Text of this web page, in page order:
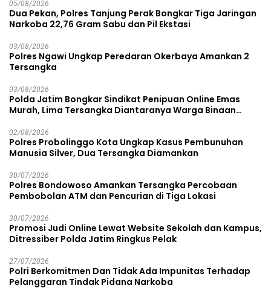
05/08/2026
Dua Pekan, Polres Tanjung Perak Bongkar Tiga Jaringan
Narkoba 22,76 Gram Sabu dan Pil Ekstasi
03/08/2026
Polres Ngawi Ungkap Peredaran Okerbaya Amankan 2
Tersangka
03/08/2026
Polda Jatim Bongkar Sindikat Penipuan Online Emas
Murah, Lima Tersangka Diantaranya Warga Binaan
02/08/2026
Polres Probolinggo Kota Ungkap Kasus Pembunuhan
Manusia Silver, Dua Tersangka Diamankan
30/07/2026
Polres Bondowoso Amankan Tersangka Percobaan
Pembobolan ATM dan Pencurian di Tiga Lokasi
30/07/2026
Promosi Judi Online Lewat Website Sekolah dan Kampus,
Ditressiber Polda Jatim Ringkus Pelak
27/07/2026
Polri Berkomitmen Dan Tidak Ada Impunitas Terhadap
Pelanggaran Tindak Pidana Narkoba